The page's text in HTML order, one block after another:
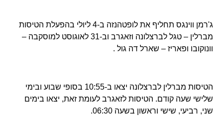
ג'רמן ווינגס תחליף את לופטהנזה ב-4 ליולי בהפעלת הטיסות
מברלין – טגל לברצלונה וזאגרב וב-31 לאוגוסט למוסקבה –
וונוקובו ופאריז – שארל דה גול .
הטיסות מברלין לברצלונה יצאו ב-10:55 בסופי שבוע ובימי
שלישי שעה קודם. הטיסות לזאגרב לעומת זאת, יצאו בימים
שני, רביעי, שישי וראשון בשעה 06:30.